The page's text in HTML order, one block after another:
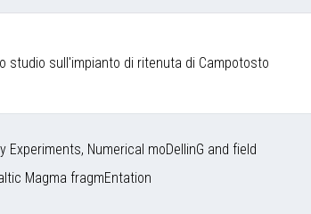
studio sull'impianto di ritenuta di Campotosto
Experiments, Numerical moDellinG and field
Magma fragmEntation